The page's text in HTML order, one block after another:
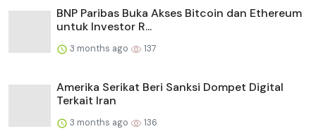
BNP Paribas Buka Akses Bitcoin dan Ethereum
untuk Investor R...
3 months ago 137
Amerika Serikat Beri Sanksi Dompet Digital
Terkait Iran
3 months ago 136